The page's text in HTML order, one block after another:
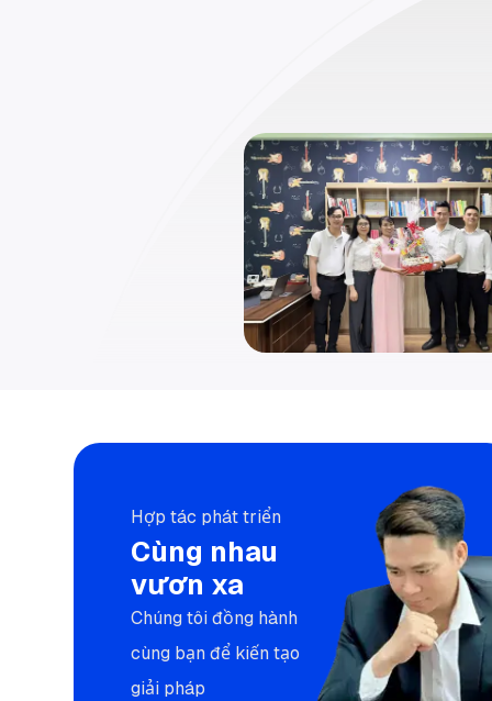
Hợp tác phát triển
Cùng nhau
vươn xa
Chúng tôi đồng hành
cùng bạn để kiến tạo
giải pháp